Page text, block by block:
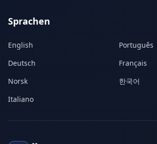
Sprachen
English Português
Deutsch
Français
Norsk
한국어
Italiano